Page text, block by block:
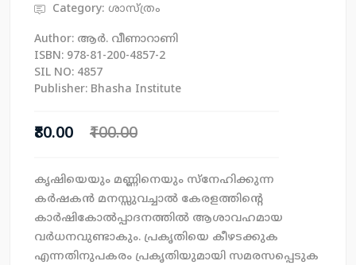
Category: ശാസ്ത്രം
Author: ആര്‍. വീണാറാണി
ISBN: 978-81-200-4857-2
SIL NO: 4857
Publisher: Bhasha Institute
₹80.00 ₹100.00
കൃഷിയെയും മണ്ണിനെയും സ്നേഹിക്കുന്ന
കര്‍ഷകന്‍ മനസ്സുവച്ചാൽ കേരളത്തിന്റെ
കാര്‍ഷികോല്‍പ്പാദനത്തിൽ ആശാവഹമായ
വര്‍ധനവുണ്ടാകും. പ്രകൃതിയെ കീഴടക്കുക
എന്നതിനുപകരം പ്രകൃതിയുമായി സമരസപ്പെടുക